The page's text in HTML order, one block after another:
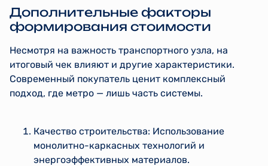
Дополнительные факторы
формирования стоимости
Несмотря на важность транспортного узла, на
итоговый чек влияют и другие характеристики.
Современный покупатель ценит комплексный
подход, где метро — лишь часть системы.
Качество строительства: Использование
монолитно-каркасных технологий и
энергоэффективных материалов.